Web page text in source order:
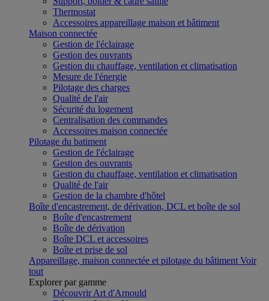
Thermostat
Accessoires appareillage maison et bâtiment
Maison connectée
Gestion de l'éclairage
Gestion des ouvrants
Gestion du chauffage, ventilation et climatisation
Mesure de l'énergie
Pilotage des charges
Qualité de l'air
Sécurité du logement
Centralisation des commandes
Accessoires maison connectée
Pilotage du batiment
Gestion de l'éclairage
Gestion des ouvrants
Gestion du chauffage, ventilation et climatisation
Qualité de l'air
Gestion de la chambre d'hôtel
Boîte d'encastrement, de dérivation, DCL et boîte de sol
Boîte d'encastrement
Boîte de dérivation
Boîte DCL et accessoires
Boîte et prise de sol
Appareillage, maison connectée et pilotage du bâtiment Voir
tout
Explorer par gamme
Découvrir Art d'Arnould